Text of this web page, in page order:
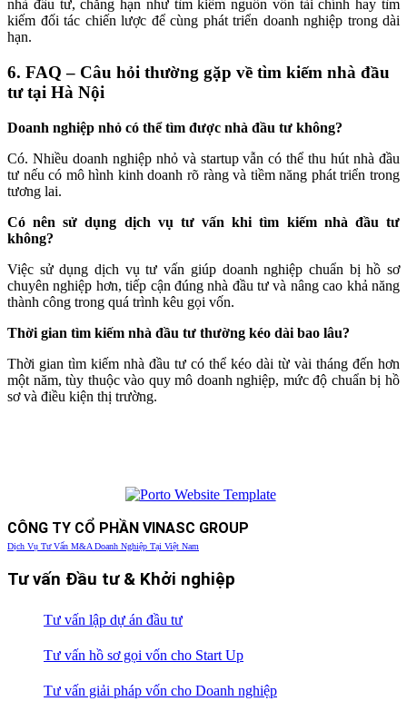
nhà đầu tư, chẳng hạn như tìm kiếm nguồn vốn tài chính hay tìm
kiếm đối tác chiến lược để cùng phát triển doanh nghiệp trong dài
hạn.
6. FAQ – Câu hỏi thường gặp về tìm kiếm nhà đầu
tư tại Hà Nội
Doanh nghiệp nhỏ có thể tìm được nhà đầu tư không?
Có. Nhiều doanh nghiệp nhỏ và startup vẫn có thể thu hút nhà đầu
tư nếu có mô hình kinh doanh rõ ràng và tiềm năng phát triển trong
tương lai.
Có nên sử dụng dịch vụ tư vấn khi tìm kiếm nhà đầu tư
không?
Việc sử dụng dịch vụ tư vấn giúp doanh nghiệp chuẩn bị hồ sơ
chuyên nghiệp hơn, tiếp cận đúng nhà đầu tư và nâng cao khả năng
thành công trong quá trình kêu gọi vốn.
Thời gian tìm kiếm nhà đầu tư thường kéo dài bao lâu?
Thời gian tìm kiếm nhà đầu tư có thể kéo dài từ vài tháng đến hơn
một năm, tùy thuộc vào quy mô doanh nghiệp, mức độ chuẩn bị hồ
sơ và điều kiện thị trường.
CÔNG TY CỔ PHẦN VINASC GROUP
Dịch Vụ Tư Vấn M&A Doanh Nghiệp Tại Việt Nam
Tư vấn Đầu tư & Khởi nghiệp
Tư vấn lập dự án đầu tư
Tư vấn hồ sơ gọi vốn cho Start Up
Tư vấn giải pháp vốn cho Doanh nghiệp